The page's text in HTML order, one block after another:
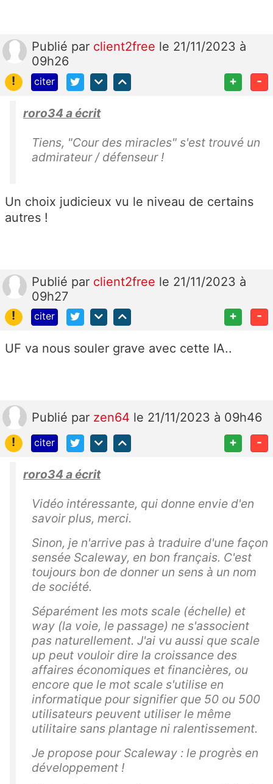
Publié par client2free le 21/11/2023 à
09h26
!
citer + -
roro34 a écrit
Tiens, "Cour des miracles" s'est trouvé un
admirateur / défenseur !
Un choix judicieux vu le niveau de certains
autres !
Publié par client2free le 21/11/2023 à
09h27
!
citer + -
UF va nous souler grave avec cette IA..
Publié par zen64 le 21/11/2023 à 09h46
!
citer + -
roro34 a écrit
Vidéo intéressante, qui donne envie d'en
savoir plus, merci.
Sinon, je n'arrive pas à traduire d'une façon
sensée Scaleway, en bon français. C'est
toujours bon de donner un sens à un nom
de société.
Séparément les mots scale (échelle) et
way (la voie, le passage) ne s'associent
pas naturellement. J'ai vu aussi que scale
up peut vouloir dire la croissance des
affaires économiques et financières, ou
encore que le mot scale s'utilise en
informatique pour signifier que 50 ou 500
utilisateurs peuvent utiliser le même
utilitaire sans plantage ni ralentissement.
Je propose pour Scaleway : le progrès en
développement !